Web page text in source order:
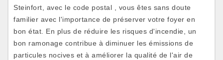
Steinfort, avec le code postal , vous êtes sans doute
familier avec l'importance de préserver votre foyer en
bon état. En plus de réduire les risques d'incendie, un
bon ramonage contribue à diminuer les émissions de
particules nocives et à améliorer la qualité de l'air de